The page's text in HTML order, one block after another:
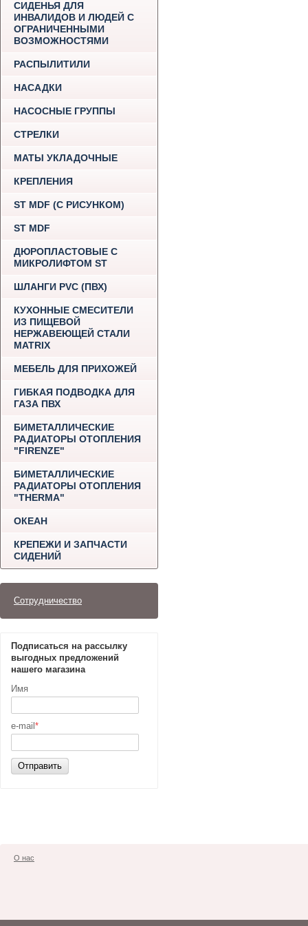
СИДЕНЬЯ ДЛЯ
ИНВАЛИДОВ И ЛЮДЕЙ С
ОГРАНИЧЕННЫМИ
ВОЗМОЖНОСТЯМИ
РАСПЫЛИТИЛИ
НАСАДКИ
НАСОСНЫЕ ГРУППЫ
СТРЕЛКИ
МАТЫ УКЛАДОЧНЫЕ
КРЕПЛЕНИЯ
ST MDF (С РИСУНКОМ)
ST MDF
ДЮРОПЛАСТОВЫЕ С
МИКРОЛИФТОМ ST
ШЛАНГИ PVC (ПВХ)
КУХОННЫЕ СМЕСИТЕЛИ
ИЗ ПИЩЕВОЙ
НЕРЖАВЕЮЩЕЙ СТАЛИ
MATRIX
МЕБЕЛЬ ДЛЯ ПРИХОЖЕЙ
ГИБКАЯ ПОДВОДКА ДЛЯ
ГАЗА ПВХ
БИМЕТАЛЛИЧЕСКИЕ
РАДИАТОРЫ ОТОПЛЕНИЯ
"FIRENZE"
БИМЕТАЛЛИЧЕСКИЕ
РАДИАТОРЫ ОТОПЛЕНИЯ
"THERMA"
ОКЕАН
КРЕПЕЖИ И ЗАПЧАСТИ
СИДЕНИЙ
Сотрудничество
Подписаться на рассылку
выгодных предложений
нашего магазина
Имя
e-mail *
Отправить
О нас